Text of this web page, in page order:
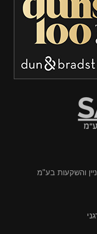
והשקעות בע"מ